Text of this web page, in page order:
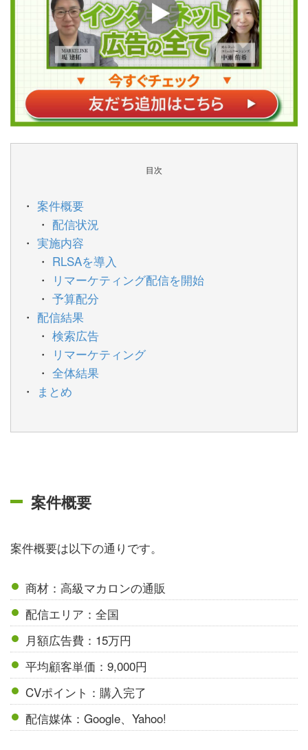
目次
案件概要
配信状況
実施内容
RLSAを導入
リマーケティング配信を開始
予算配分
配信結果
検索広告
リマーケティング
全体結果
まとめ
案件概要
案件概要は以下の通りです。
商材：高級マカロンの通販
配信エリア：全国
月額広告費：15万円
平均顧客単価：9,000円
CVポイント：購入完了
配信媒体：Google、Yahoo!